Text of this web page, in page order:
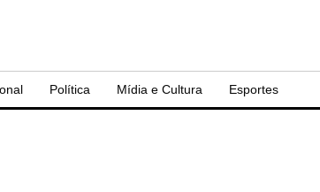
Política Mídia e Cultura Esportes